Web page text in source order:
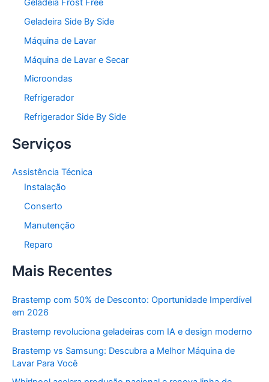
Geladeia Frost Free
Geladeira Side By Side
Máquina de Lavar
Máquina de Lavar e Secar
Microondas
Refrigerador
Refrigerador Side By Side
Serviços
Assistência Técnica
Instalação
Conserto
Manutenção
Reparo
Mais Recentes
Brastemp com 50% de Desconto: Oportunidade Imperdível
em 2026
Brastemp revoluciona geladeiras com IA e design moderno
Brastemp vs Samsung: Descubra a Melhor Máquina de
Lavar Para Você